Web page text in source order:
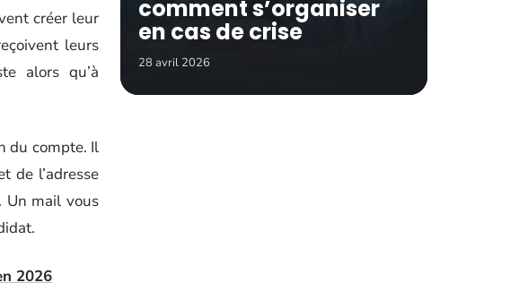
créer leur
leurs
alors qu’à
du compte. Il
de l’adresse
Un mail vous
2026
comment s’organiser
en cas de crise
28 avril 2026